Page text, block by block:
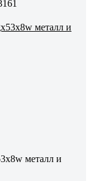
металл и